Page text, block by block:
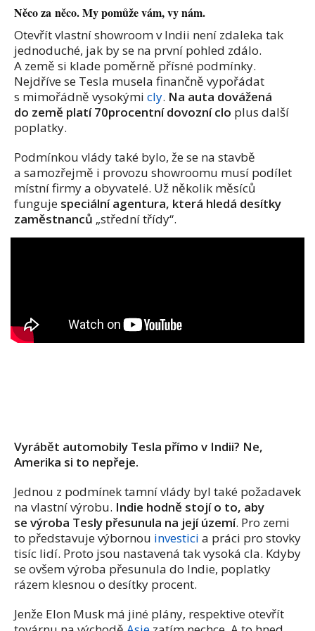
Něco za něco. My pomůže vám, vy nám.
Otevřít vlastní showroom v Indii není zdaleka tak
jednoduché, jak by se na první pohled zdálo.
A země si klade poměrně přísné podmínky.
Nejdříve se Tesla musela finančně vypořádat
s mimořádně vysokými cly. Na auta dovážená
do země platí 70procentní dovozní clo plus další
poplatky.
Podmínkou vlády také bylo, že se na stavbě
a samozřejmě i provozu showroomu musí podílet
místní firmy a obyvatelé. Už několik měsíců
funguje speciální agentura, která hledá desítky
zaměstnanců „střední třídy“.
Vyrábět automobily Tesla přímo v Indii? Ne,
Amerika si to nepřeje.
Jednou z podmínek tamní vlády byl také požadavek
na vlastní výrobu. Indie hodně stojí o to, aby
se výroba Tesly přesunula na její území. Pro zemi
to představuje výbornou investici a práci pro stovky
tisíc lidí. Proto jsou nastavená tak vysoká cla. Kdyby
se ovšem výroba přesunula do Indie, poplatky
rázem klesnou o desítky procent.
Jenže Elon Musk má jiné plány, respektive otevřít